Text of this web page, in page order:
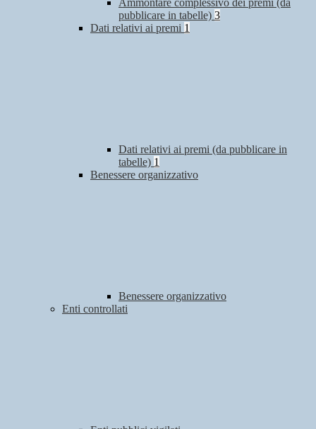
Ammontare complessivo dei premi (da
pubblicare in tabelle) 3
Dati relativi ai premi 1
Dati relativi ai premi (da pubblicare in
tabelle) 1
Benessere organizzativo
Benessere organizzativo
Enti controllati